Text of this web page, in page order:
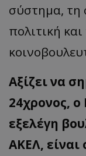
σύστημα, τη
πολιτική
Αξίζει να
24χρονος,
εξελέγη
ΑΚΕΛ, είναι